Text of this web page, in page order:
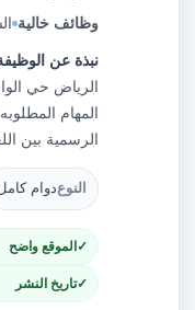
وظائف خالية
نبذة عن
الرياض حي
المهام
الرسمية بين
النوعدوام
الموقع واضح
تاريخ النشر